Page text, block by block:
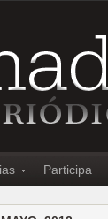
Participa